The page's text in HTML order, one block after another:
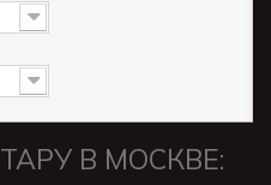
В МОСКВЕ: